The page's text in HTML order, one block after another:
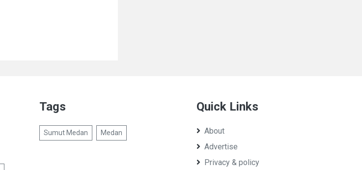
Tags
Sumut Medan Medan
Quick Links
About
Advertise
Privacy & policy